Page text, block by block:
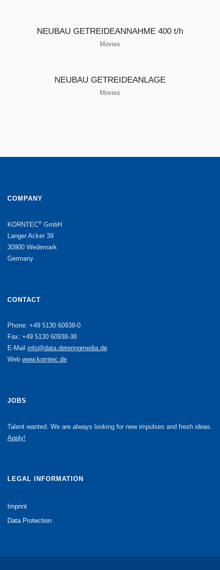
NEUBAU GETREIDEANNAHME 400 t/h
Movies
NEUBAU GETREIDEANLAGE
Movies
COMPANY
KORNTEC®GmbH
Langer Acker 39
30900 Wedemark
Germany
CONTACT
Phone: +49 5130 60938-0
Fax: +49 5130 60938-38
E-Mail info@data.deteringmedia.de
Web www.korntec.de
JOBS
Talent wanted. We are always looking for new impulses and fresh ideas.
Apply!
LEGAL INFORMATION
Imprint
Data Protection